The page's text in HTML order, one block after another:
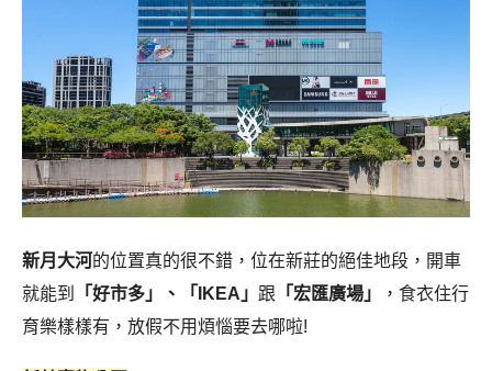
新月大河的位置真的很不錯，位在新莊的絕佳地段，開車
就能到
「好市多」、「IKEA」 跟 「宏匯廣場」
，食衣住行
育樂樣樣有，放假不用煩惱要去哪啦!